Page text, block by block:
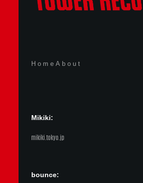
Home About
Mikiki:
mikiki.tokyo.jp
bounce: